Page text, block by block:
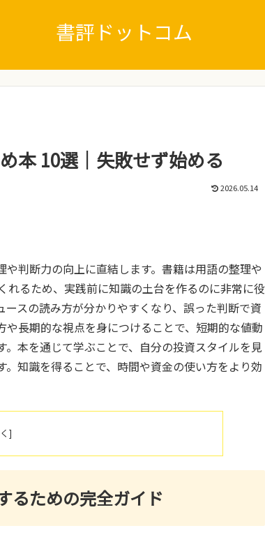
書評ドットコム
本 10選｜失敗せず始める
2026.05.14
判断力の向上に直結します。書籍は用語の整理や
るため、実践前に知識の土台を作るのに非常に役
スの読み方が分かりやすくなり、誤った判断で資
長期的な視点を身につけることで、短期的な値動
本を通じて学ぶことで、自分の投資スタイルを見
知識を得ることで、時間や資金の使い方をより効
ための完全ガイド